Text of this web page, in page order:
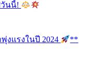
วันนี้!
แรงในปี 2024
**